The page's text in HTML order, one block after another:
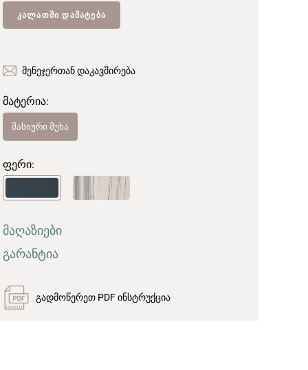
ᲙᲐᲚᲐᲗᲨᲘ ᲓᲐᲛᲐᲢᲔᲑᲐ
მენეჯერთან დაკავშირება
მატერია:
მასიური მუხა
ფერი:
მაღაზიები
გარანტია
გადმოწერეთ PDF ინსტრუქცია